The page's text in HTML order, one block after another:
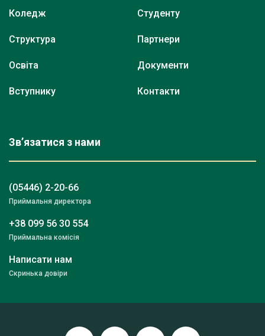
Коледж
Структура
Освіта
Вступнику
Студенту
Партнери
Документи
Контакти
Зв’язатися з нами
(05446) 2-20-66
Приймальня директора
+38 099 56 30 554
Приймальна комісія
Написати нам
Скринька довіри